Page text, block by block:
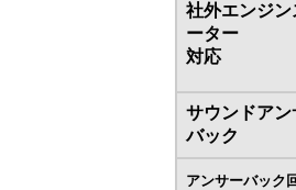
社外エンジン
ーター
対応
サウンドアン
バック
アンサーバック